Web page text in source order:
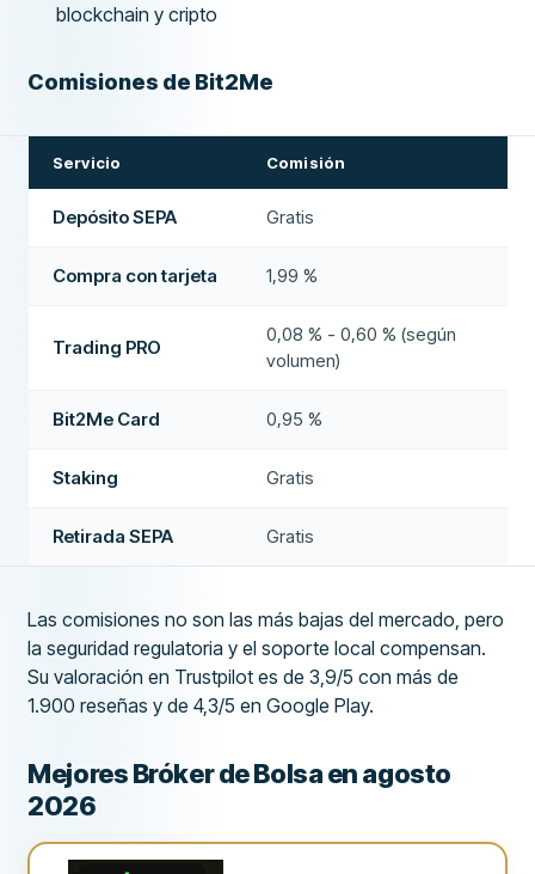
blockchain y cripto
Comisiones de Bit2Me
Servicio Comisión
Depósito SEPA Gratis
Compra con tarjeta 1,99 %
Trading PRO
0,08 % - 0,60 % (según
volumen)
Bit2Me Card 0,95 %
Staking Gratis
Retirada SEPA Gratis
Las comisiones no son las más bajas del mercado, pero
la seguridad regulatoria y el soporte local compensan.
Su valoración en Trustpilot es de 3,9/5 con más de
1.900 reseñas y de 4,3/5 en Google Play.
Mejores Bróker de Bolsa en agosto
2026